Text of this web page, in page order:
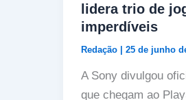
lidera trio de
imperdíveis
Redação 25 de junho
A Sony divulgou
que chegam ao